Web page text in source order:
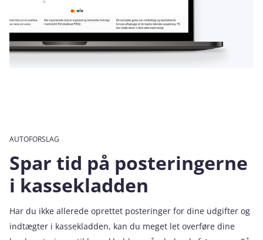
AUTOFORSLAG
Spar tid på posteringerne
i kassekladden
Har du ikke allerede oprettet posteringer for dine udgifter og
indtægter i kassekladden, kan du meget let overføre dine